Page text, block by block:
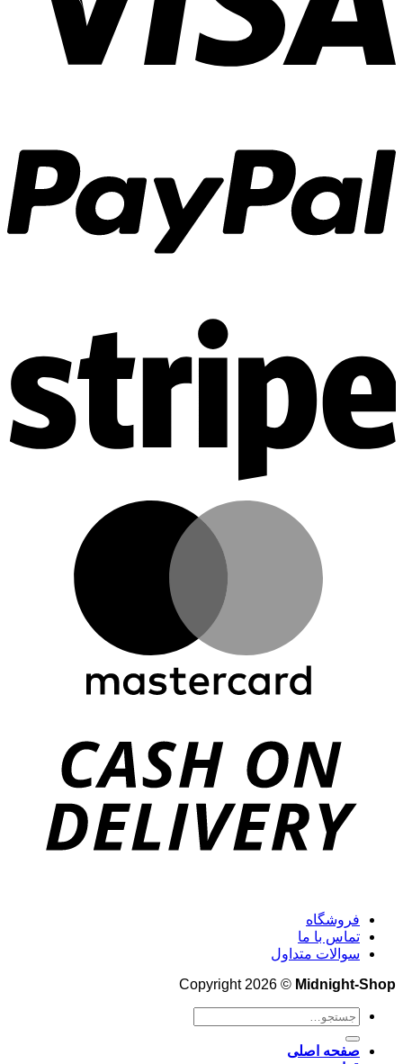
فروشگاه
تماس با ما
سوالات متداول
Copyright 2026 © Midnight-Shop
جستجو
صفحه اصلی